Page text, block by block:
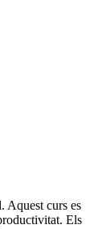
Aquest curs es
Els